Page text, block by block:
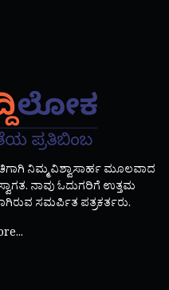
ನಿಮ್ಮ ವಿಶ್ವಾಸಾರ್ಹ ಮೂಲವಾದ
ನಾವು ಓದುಗರಿಗೆ ಉತ್ತಮ
ಸಮರ್ಪಿತ ಪತ್ರಕರ್ತರು.